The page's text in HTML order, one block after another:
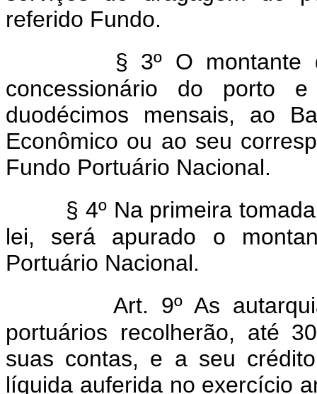
referido Fundo.
§ 3º O montante
concessionário do porto
duodécimos mensais, ao
Econômico ou ao seu
Fundo Portuário Nacional.
§ 4º Na primeira
lei, será apurado o
Portuário Nacional.
Art. 9º As
portuários recolherão, até
suas contas, e a seu
líquida auferida no exercício